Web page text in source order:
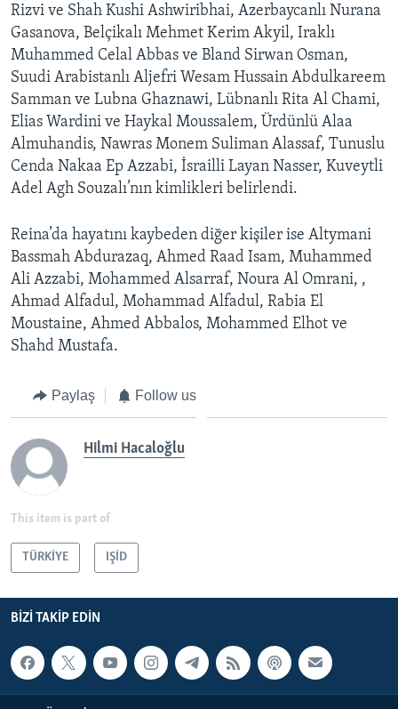
Rizvi ve Shah Kushi Ashwiribhai, Azerbaycanlı Nurana
Gasanova, Belçikalı Mehmet Kerim Akyil, Iraklı
Muhammed Celal Abbas ve Bland Sirwan Osman,
Suudi Arabistanlı Aljefri Wesam Hussain Abdulkareem
Samman ve Lubna Ghaznawi, Lübnanlı Rita Al Chami,
Elias Wardini ve Haykal Moussalem, Ürdünlü Alaa
Almuhandis, Nawras Monem Suliman Alassaf, Tunuslu
Cenda Nakaa Ep Azzabi, İsrailli Layan Nasser, Kuveytli
Adel Agh Souzalı’nın kimlikleri belirlendi.
Reina’da hayatını kaybeden diğer kişiler ise Altymani
Bassmah Abdurazaq, Ahmed Raad Isam, Muhammed
Ali Azzabi, Mohammed Alsarraf, Noura Al Omrani, ,
Ahmad Alfadul, Mohammad Alfadul, Rabia El
Moustaine, Ahmed Abbalos, Mohammed Elhot ve
Shahd Mustafa.
Paylaş Follow us
Hilmi Hacaloğlu
This item is part of
TÜRKİYE IŞİD
BIZI TAKIP EDIN